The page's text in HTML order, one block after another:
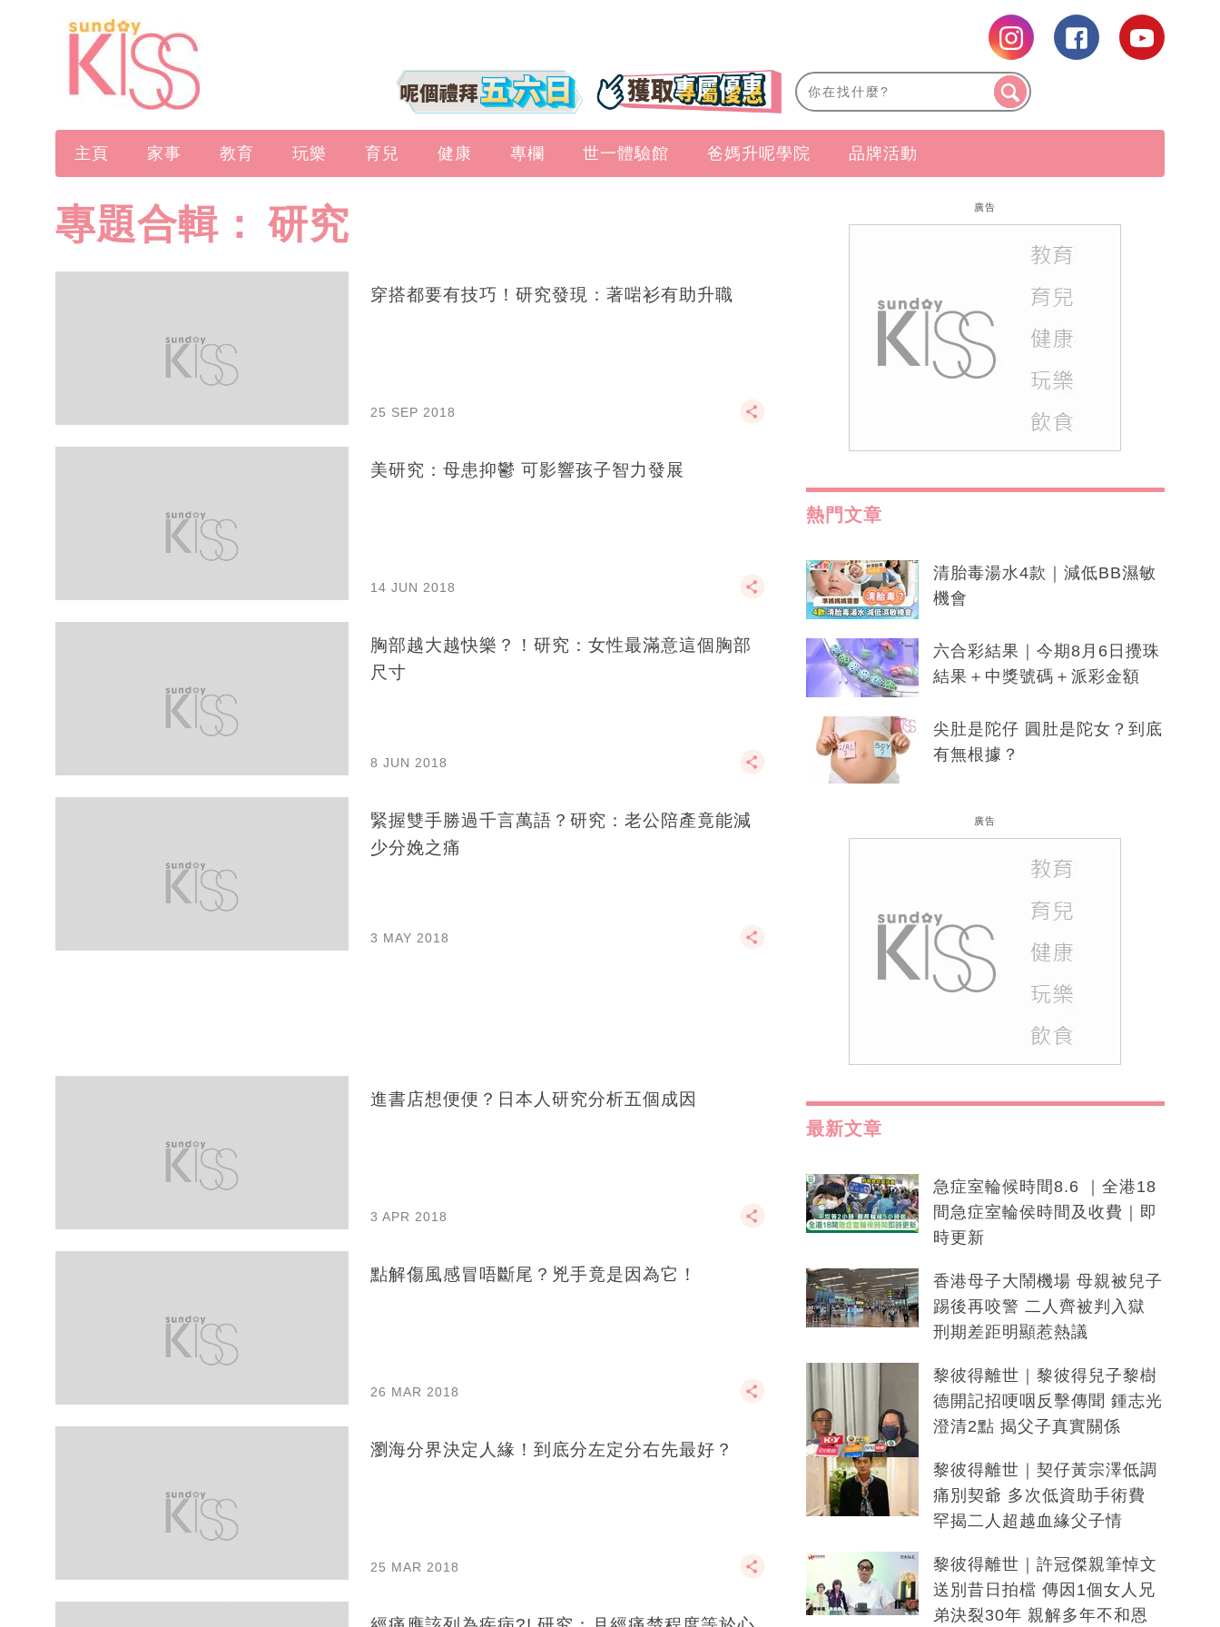
主頁 家事 教育 玩樂 育兒 健康 專欄 世一體驗館 爸媽升呢學院 品牌活動
專題合輯： 研究
穿搭都要有技巧！研究發現：著啱衫有助升職
25 SEP 2018
美研究：母患抑鬱 可影響孩子智力發展
14 JUN 2018
胸部越大越快樂？！研究：女性最滿意這個胸部
尺寸
8 JUN 2018
緊握雙手勝過千言萬語？研究：老公陪產竟能減
少分娩之痛
3 MAY 2018
進書店想便便？日本人研究分析五個成因
3 APR 2018
點解傷風感冒唔斷尾？兇手竟是因為它！
26 MAR 2018
瀏海分界決定人緣！到底分左定分右先最好？
25 MAR 2018
廣告
熱門文章
清胎毒湯水4款｜減低BB濕敏
機會
六合彩結果｜今期8月6日攪珠
結果＋中獎號碼＋派彩金額
尖肚是陀仔 圓肚是陀女？到底
有無根據？
廣告
最新文章
急症室輪候時間8.6 ｜全港18
間急症室輪侯時間及收費｜即
時更新
香港母子大鬧機場 母親被兒子
踢後再咬警 二人齊被判入獄
刑期差距明顯惹熱議
黎彼得離世｜黎彼得兒子黎樹
德開記招哽咽反擊傳聞 鍾志光
澄清2點 揭父子真實關係
黎彼得離世｜契仔黃宗澤低調
痛別契爺 多次低資助手術費
罕揭二人超越血緣父子情
黎彼得離世｜許冠傑親筆悼文
送別昔日拍檔 傳因1個女人兄
弟決裂30年 親解多年不和恩